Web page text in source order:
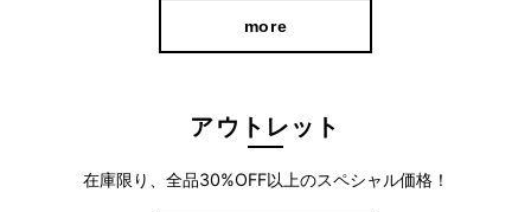
more
アウトレット
在庫限り、全品30%OFF以上のスペシャル価格！